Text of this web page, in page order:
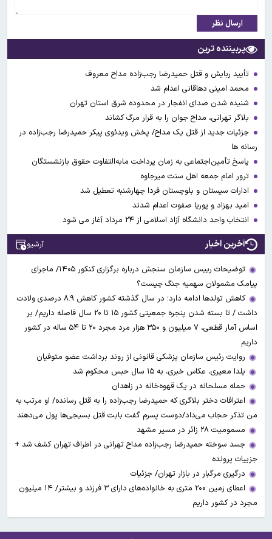
ارسال نظر
پربیننده ترین
تأیید ربایش و قتل حمیدرضا رجب‌زاده مداح معروف
محمد امینی دهاقانی اعدام شد
شنیده شدن صدای انفجار در محدوده شرق استان تهران
بلاگر تهرانی، مداح جوان را به قرار مرگ کشاند
جزئیات جدید از قتل یک مداح/ پخش ویدئوی پیکر حمیدرضا رجب‌زاده در
رسانه ها
پاسخ تأمین‌اجتماعی به زمان پرداخت مابه‌التفاوت حقوق بازنشستگان
ترور امام جمعه اهل سنت میرجاوه
ادارات سیستان و بلوچستان فردا چهارشنبه تعطیل شد
امید بهزاد و پوریا صفوت اعدام شدند
انتخاب واحد دانشگاه آزاد اسلامی از ۲۴ مرداد آغاز می شود
آخرین اخبار آرشیو
توضیحات رییس سازمان سنجش درباره برگزاری کنکور ۱۴۰۵/ ماجرای
پیامک مشمولان سهمیه جنگ چیست؟
کاهش تولدها ادامه دارد؛ در سال گذشته کشور کاهش ۸.۹ درصدی ولادت
داشت / تا بسته شدن پنجره جمعیتی کشور ۱۵ تا ۲۰ سال فاصله داریم/ بر
اساس آمار قطعی، ۷ میلیون و ۳۵۰ هزار مرد مجرد ۲۰ تا ۵۴ ساله در کشور
داریم
روایت رئیس سازمان پزشکی قانونی از روند برداشت عضو متوفیان
یلدا معیری، عکاس خبری، به ۱۵ سال حبس محکوم شد
حمله مسلحانه در یک قهوه‌خانه در زاهدان
اعترافات دختر بلاگری که حمیدرضا رجب‌زاده را به قتل رسانده/ او مرتب به
من تذکر حجاب می‌داد/دوست پسرم گفت بابت قتل بسیجی‌ها پول می‌دهند
مسمومیت ۲۸ زائر در مسیر مشهد
جسد سوخته حمیدرضا رجب‌زاده مداح تهرانی در اطراف تهران کشف شد +
جزییات پرونده
درگیری مرگبار در بازار تهران/ جزئیات
اعطای زمین ۲۰۰ متری به خانواده‌های دارای ۳ فرزند و بیشتر/ ۱۴ میلیون
مجرد در کشور داریم